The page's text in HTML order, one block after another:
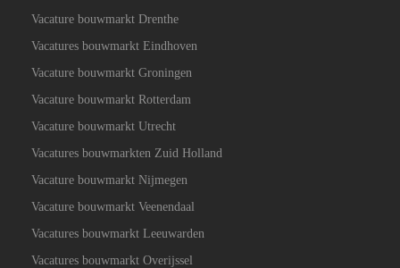
Vacature bouwmarkt Drenthe
Vacatures bouwmarkt Eindhoven
Vacature bouwmarkt Groningen
Vacature bouwmarkt Rotterdam
Vacature bouwmarkt Utrecht
Vacatures bouwmarkten Zuid Holland
Vacature bouwmarkt Nijmegen
Vacature bouwmarkt Veenendaal
Vacatures bouwmarkt Leeuwarden
Vacatures bouwmarkt Overijssel